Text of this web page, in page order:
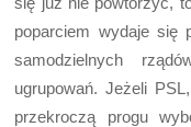
poparciem wydaje się
samodzielnych
ugrupowań. Jeżeli
przekroczą progu